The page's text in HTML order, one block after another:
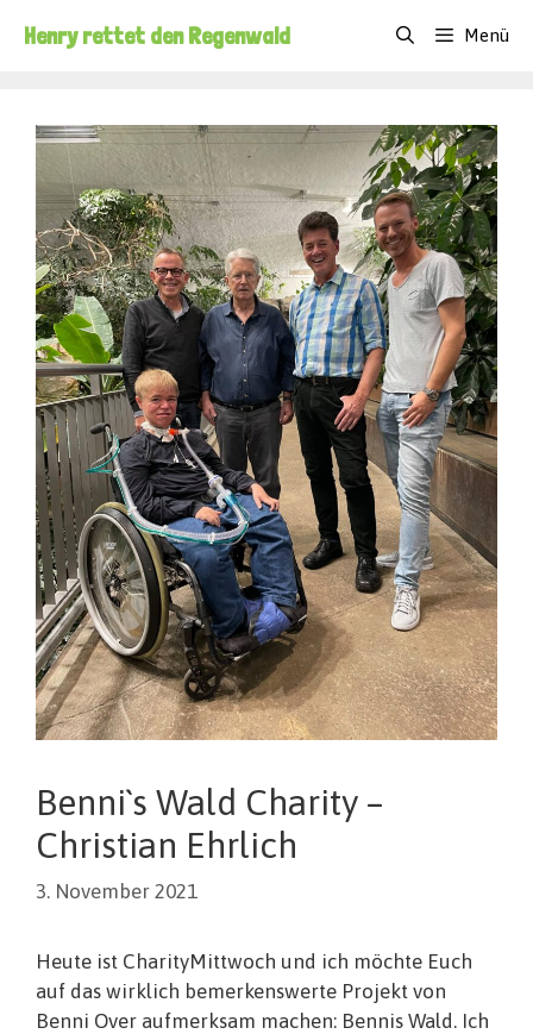
InhaltHenry rettet den Regenwald Menü
Benni`s Wald Charity –
Christian Ehrlich
3. November 2021
Heute ist CharityMittwoch und ich möchte Euch
auf das wirklich bemerkenswerte Projekt von
Benni Over aufmerksam machen: Bennis Wald. Ich